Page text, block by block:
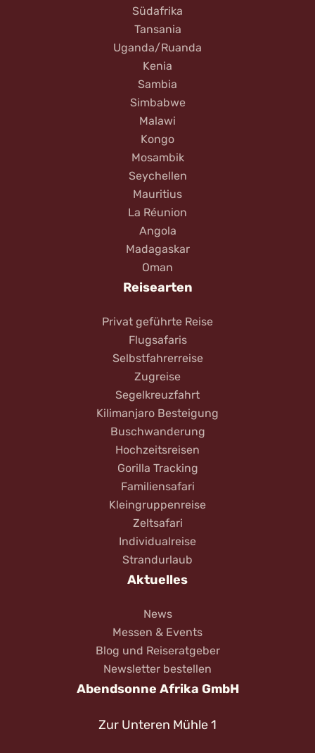
Südafrika
Tansania
Uganda/Ruanda
Kenia
Sambia
Simbabwe
Malawi
Kongo
Mosambik
Seychellen
Mauritius
La Réunion
Angola
Madagaskar
Oman
Reisearten
Privat geführte Reise
Flugsafaris
Selbstfahrerreise
Zugreise
Segelkreuzfahrt
Kilimanjaro Besteigung
Buschwanderung
Hochzeitsreisen
Gorilla Tracking
Familiensafari
Kleingruppenreise
Zeltsafari
Individualreise
Strandurlaub
Aktuelles
News
Messen & Events
Blog und Reiseratgeber
Newsletter bestellen
Abendsonne Afrika GmbH
Zur Unteren Mühle 1